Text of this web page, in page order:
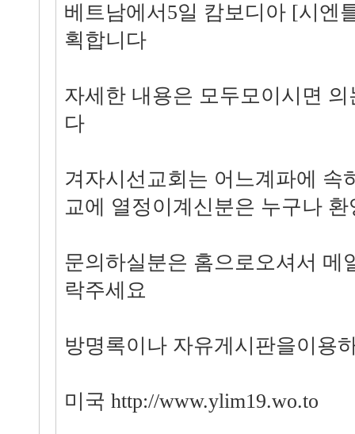
베트남에서5일 캄보디아 [시엔
획합니다
자세한 내용은 모두모이시면
다
겨자시선교회는 어느계파에 속
교에 열정이계신분은 누구나 환
문의하실분은 홈으로오셔서 메
락주세요
방명록이나 자유게시판을이용
미국 http://www.ylim19.wo.to